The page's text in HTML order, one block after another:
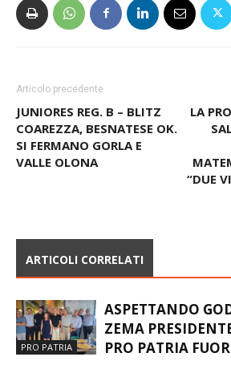
Articolo precedente
JUNIORES REG. B – BLITZ
COAREZZA, BESNATESE OK.
SI FERMANO GORLA E
VALLE OLONA
LA
“DUE
ARTICOLI CORRELATI
PRO PATRIA
ASPETTANDO
ZEMA
PRO PATRIA